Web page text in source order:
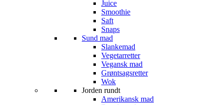
Juice
Smoothie
Saft
Snaps
Sund mad
Slankemad
Vegetarretter
Vegansk mad
Grøntsagsretter
Wok
Jorden rundt
Amerikansk mad